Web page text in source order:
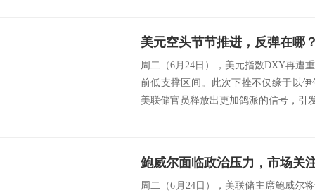
美元空头节节推进，反弹在哪
周二（6月24日），美元指数DXY再遭
前低支撑区间。此次下挫不仅缘于以
美联储官员释放出更加鸽派的信号，引
周二（6月24日），美联储主席鲍威尔